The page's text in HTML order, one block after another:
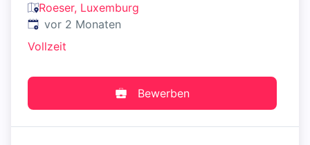
Roeser, Luxemburg
Veröffentlicht:
vor 2 Monaten
Vollzeit
Bewerben